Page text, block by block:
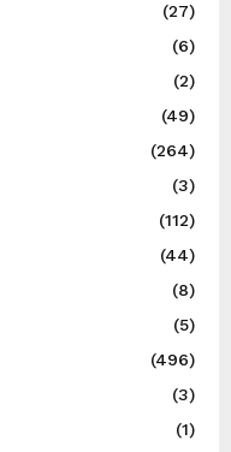
(27)
(6)
(2)
(49)
(264)
(3)
(112)
(44)
(8)
(5)
(496)
(3)
(1)